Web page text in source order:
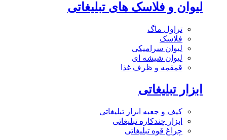
لیوان و فلاسک های تبلیغاتی
تراول ماگ
فلاسک
لیوان سرامیکی
لیوان شیشه ای
قمقمه و ظرف غذا
ابزار تبلیغاتی
کیف و جعبه ابزار تبلیغاتی
ابزار چندکاره تبلیغاتی
چراغ قوه تبلیغاتی